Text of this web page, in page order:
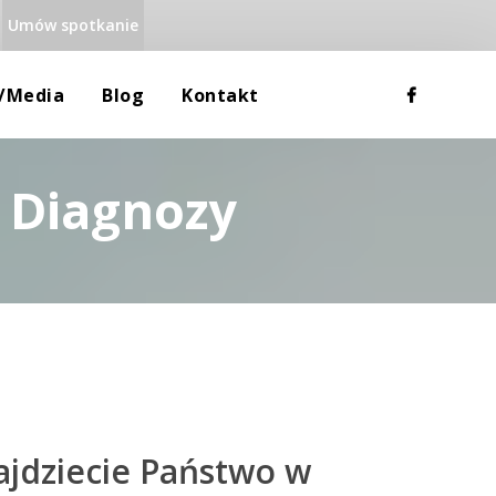
Umów spotkanie
Blog
Rodzina
Równowaga Psychiczna
Kontakt
Dane Teleadresowe
RODO
Państwo w